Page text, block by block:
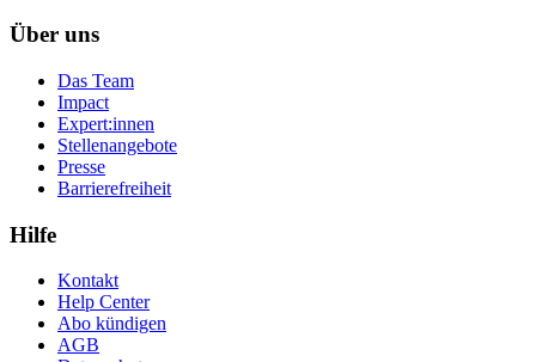
Über uns
Das Team
Impact
Expert:innen
Stellenangebote
Presse
Barrierefreiheit
Hilfe
Kontakt
Help Center
Abo kündigen
AGB